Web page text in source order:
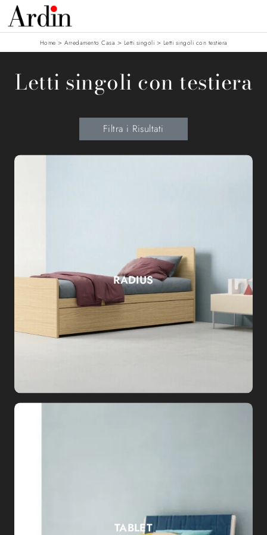
Home > Arredamento Casa > Letti singoli > Letti singoli con testiera
Letti singoli con testiera
Filtra i Risultati
RADIUS
TABLET